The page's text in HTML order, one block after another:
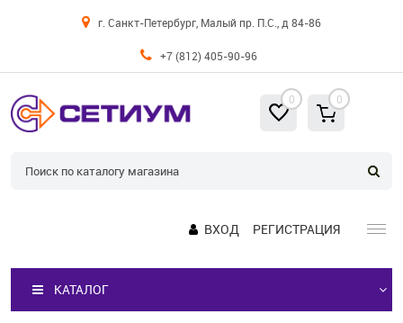
г. Санкт-Петербург, Малый пр. П.С., д 84-86
+7 (812) 405-90-96
0 0
ВХОД РЕГИСТРАЦИЯ
КАТАЛОГ